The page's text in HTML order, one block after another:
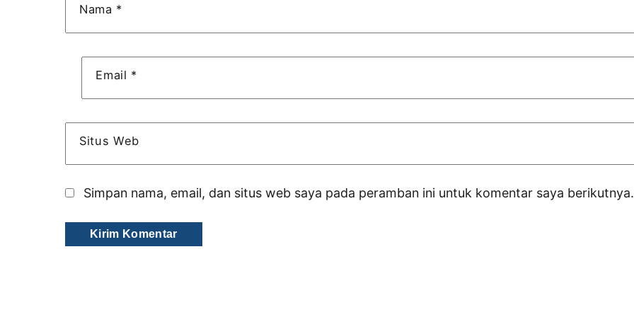
Nama *
Email *
Situs Web
Simpan nama, email, dan situs web saya pada peramban ini untuk komentar saya berikutnya.